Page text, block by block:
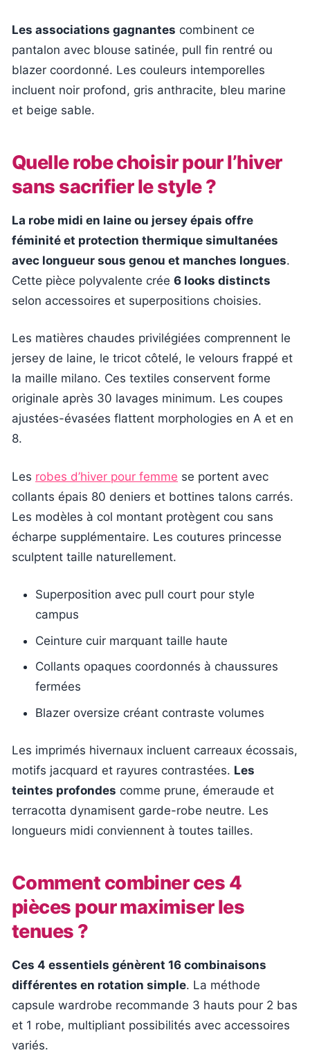
Les associations gagnantes combinent ce
pantalon avec blouse satinée, pull fin rentré ou
blazer coordonné. Les couleurs intemporelles
incluent noir profond, gris anthracite, bleu marine
et beige sable.
Quelle robe choisir pour l’hiver
sans sacrifier le style ?
La robe midi en laine ou jersey épais offre
féminité et protection thermique simultanées
avec longueur sous genou et manches longues.
Cette pièce polyvalente crée 6 looks distincts
selon accessoires et superpositions choisies.
Les matières chaudes privilégiées comprennent le
jersey de laine, le tricot côtelé, le velours frappé et
la maille milano. Ces textiles conservent forme
originale après 30 lavages minimum. Les coupes
ajustées-évasées flattent morphologies en A et en
8.
Les robes d’hiver pour femme se portent avec
collants épais 80 deniers et bottines talons carrés.
Les modèles à col montant protègent cou sans
écharpe supplémentaire. Les coutures princesse
sculptent taille naturellement.
Superposition avec pull court pour style
campus
Ceinture cuir marquant taille haute
Collants opaques coordonnés à chaussures
fermées
Blazer oversize créant contraste volumes
Les imprimés hivernaux incluent carreaux écossais,
motifs jacquard et rayures contrastées. Les
teintes profondes comme prune, émeraude et
terracotta dynamisent garde-robe neutre. Les
longueurs midi conviennent à toutes tailles.
Comment combiner ces 4
pièces pour maximiser les
tenues ?
Ces 4 essentiels génèrent 16 combinaisons
différentes en rotation simple. La méthode
capsule wardrobe recommande 3 hauts pour 2 bas
et 1 robe, multipliant possibilités avec accessoires
variés.